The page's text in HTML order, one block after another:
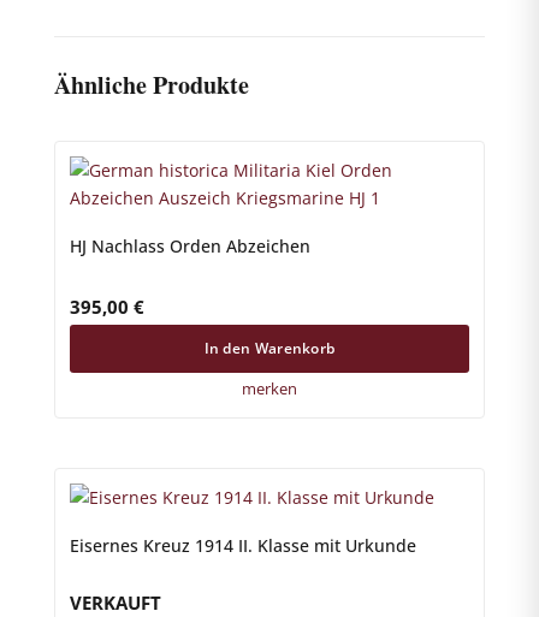
Ähnliche Produkte
HJ Nachlass Orden Abzeichen
395,00 €
In den Warenkorb
merken
Eisernes Kreuz 1914 II. Klasse mit Urkunde
VERKAUFT